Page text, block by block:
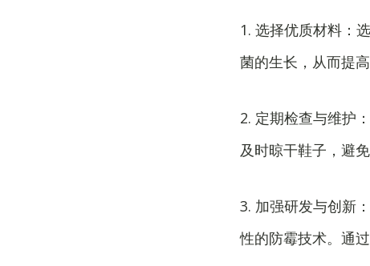
1. 选择优质材料：
菌的生长，从而提
2. 定期检查与维护
及时晾干鞋子，避免
3. 加强研发与创新
性的防霉技术。通